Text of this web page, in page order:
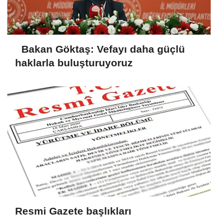
Bakan Göktaş: Vefayı daha güçlü
haklarla buluşturuyoruz
Resmi Gazete başlıkları